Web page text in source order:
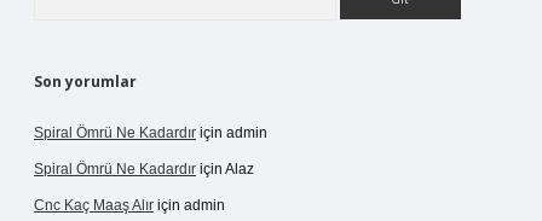
Son yorumlar
Spiral Ömrü Ne Kadardır için admin
Spiral Ömrü Ne Kadardır için Alaz
Cnc Kaç Maaş Alır için admin